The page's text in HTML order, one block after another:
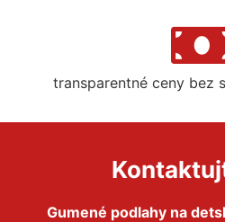
transparentné ceny bez
Gumené podlahy na